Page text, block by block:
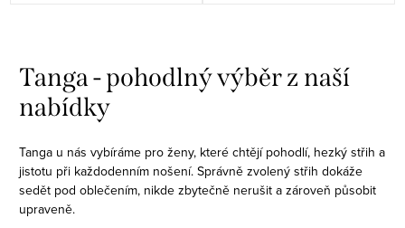
v
l
á
a
c
í
Tanga - pohodlný výběr z naší
nabídky
Tanga u nás vybíráme pro ženy, které chtějí pohodlí, hezký střih a
jistotu při každodenním nošení. Správně zvolený střih dokáže
sedět pod oblečením, nikde zbytečně nerušit a zároveň působit
upraveně.